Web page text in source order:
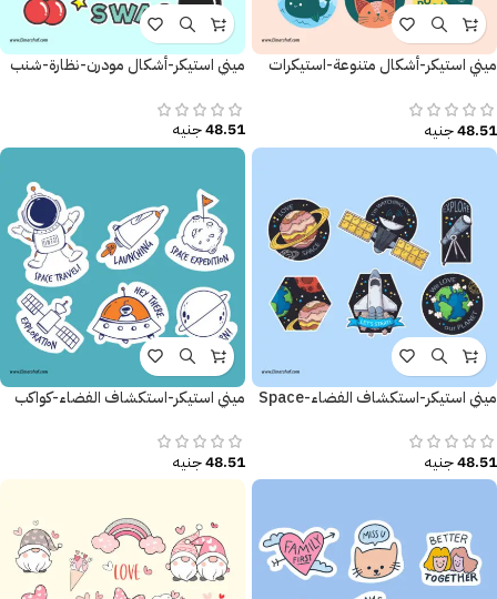
ميني استيكر-أشكال متنوعة-استيكرات
48.51جنيه
ميني استيكر-أشكال مودرن-نظارة-شنب
48.51جنيه
ميني استيكر-استكشاف الفضاء-Space
48.51جنيه
ميني استيكر-استكشاف الفضاء-كواكب
48.51جنيه